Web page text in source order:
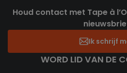
Houd contact met Tape à
Ik schrijf
WORD LID VAN DE